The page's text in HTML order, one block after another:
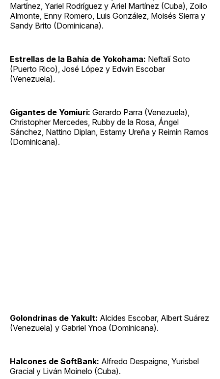
Martínez, Yariel Rodríguez y Ariel Martínez (Cuba), Zoilo
Almonte, Enny Romero, Luis González, Moisés Sierra y
Sandy Brito (Dominicana).
Estrellas de la Bahía de Yokohama: Neftalí Soto
(Puerto Rico), José López y Edwin Escobar
(Venezuela).
Gigantes de Yomiuri: Gerardo Parra (Venezuela),
Christopher Mercedes, Rubby de la Rosa, Ángel
Sánchez, Nattino Diplan, Estamy Ureña y Reimin Ramos
(Dominicana).
Golondrinas de Yakult: Alcides Escobar, Albert Suárez
(Venezuela) y Gabriel Ynoa (Dominicana).
Halcones de SoftBank: Alfredo Despaigne, Yurisbel
Gracial y Liván Moinelo (Cuba).